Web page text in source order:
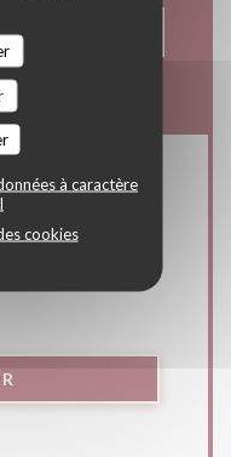
à caractère
cookies
*
pour recevoir des